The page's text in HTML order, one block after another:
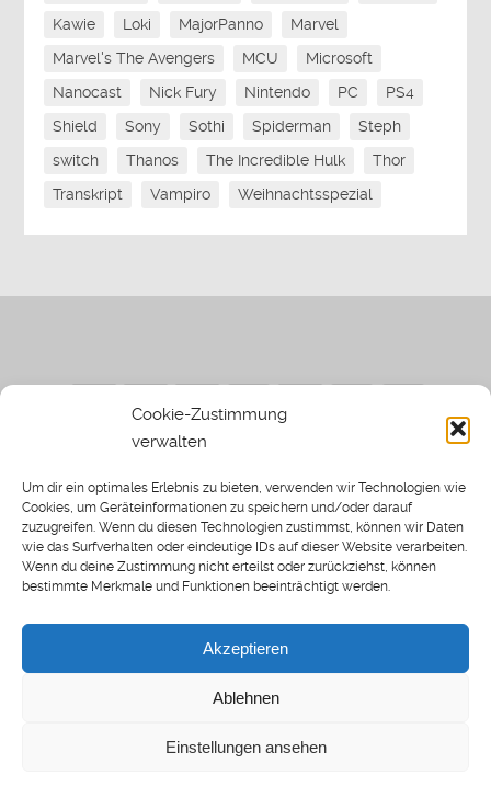
Cookie-Zustimmung
verwalten
Um dir ein optimales Erlebnis zu bieten, verwenden wir Technologien wie
Cookies, um Geräteinformationen zu speichern und/oder darauf
zuzugreifen. Wenn du diesen Technologien zustimmst, können wir Daten
wie das Surfverhalten oder eindeutige IDs auf dieser Website verarbeiten.
Wenn du deine Zustimmung nicht erteilst oder zurückziehst, können
bestimmte Merkmale und Funktionen beeinträchtigt werden.
Akzeptieren
Ablehnen
Einstellungen ansehen
Kawie
Loki MajorPanno
Marvel
Marvel's The Avengers
MCU
Microsoft
Nanocast
Nick Fury Nintendo PC
PS4
Shield
Sony Sothi Spiderman
Steph
switch
Thanos The Incredible Hulk
Thor
Transkript
Vampiro Weihnachtsspezial
Spielwiese
Cookie-Richtlinie (EU)